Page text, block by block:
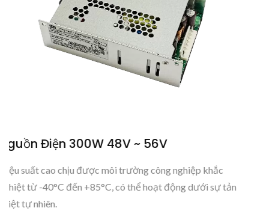
nghiệp khắc
động dưới sự tản
Nguồn Điện 450W 48V ~
Mô hình nguồn điện cao xung mới
từ 48V đến 56V để đáp ứng nhu cầu